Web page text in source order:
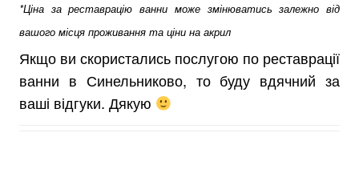
*Ціна за реставрацію ванни може змінюватись залежно від
вашого місця проживання та ціни на акрил
Якщо ви скористались послугою по реставрації
ванни в Синельниково, то буду вдячний за
ваші відгуки. Дякую